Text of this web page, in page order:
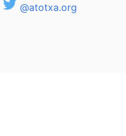
@atotxa.org